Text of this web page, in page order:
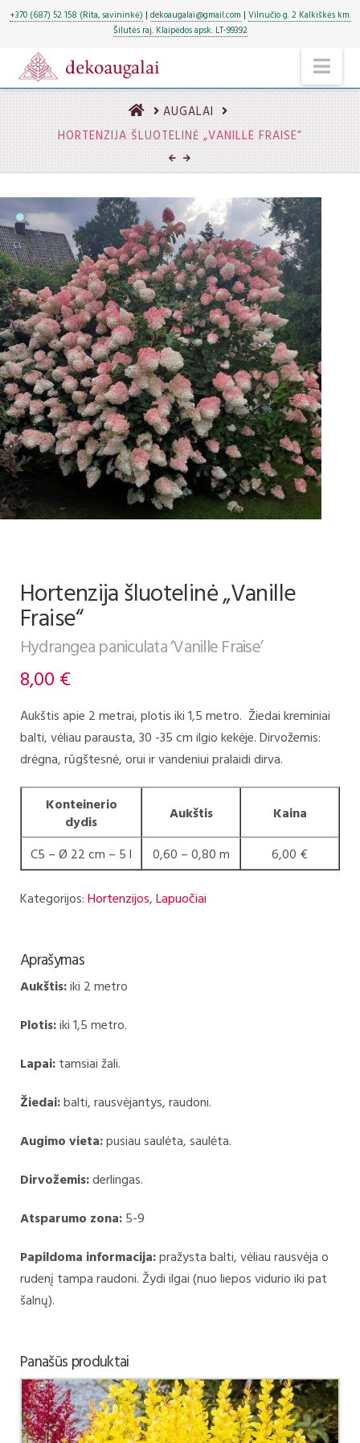
+370 (687) 52 158 (Rita, savininkė) | dekoaugalai@gmail.com | Vilnučio g. 2 Kalkiškės km.
Šilutės raj. Klaipėdos apsk. LT-99392
HOMEAUGALAI
HORTENZIJA ŠLUOTELINĖ „VANILLE FRAISE“
Hortenzija šluotelinė „Vanille
Fraise“
Hydrangea paniculata ‘Vanille Fraise’
8,00 €
Aukštis apie 2 metrai, plotis iki 1,5 metro. Žiedai kreminiai
balti, vėliau parausta, 30 -35 cm ilgio kekėje. Dirvožemis:
drėgna, rūgštesnė, orui ir vandeniui pralaidi dirva.
Konteinerio
dydis
Aukštis Kaina
C5 – Ø 22 cm – 5 l 0,60 – 0,80 m 6,00 €
Kategorijos: Hortenzijos, Lapuočiai
Aprašymas
Aukštis:iki 2 metro
Plotis:iki 1,5 metro.
Lapai: tamsiai žali.
Žiedai:balti, rausvėjantys, raudoni.
Augimo vieta:pusiau saulėta, saulėta.
Dirvožemis:derlingas.
Atsparumo zona: 5-9
Papildoma informacija:pražysta balti, vėliau rausvėja o
rudenį tampa raudoni. Žydi ilgai (nuo liepos vidurio iki pat
šalnų).
Panašūs produktai